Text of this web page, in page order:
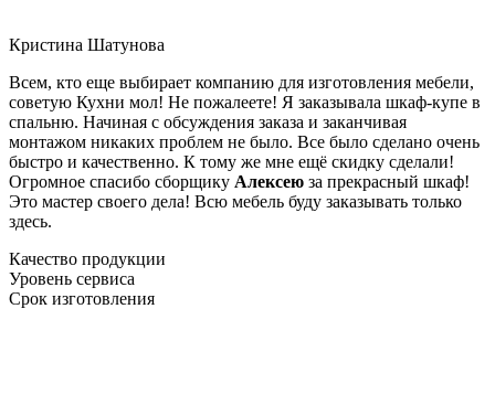
Кристина Шатунова
Всем, кто еще выбирает компанию для изготовления мебели,
советую Кухни мол! Не пожалеете! Я заказывала шкаф-купе в
спальню. Начиная с обсуждения заказа и заканчивая
монтажом никаких проблем не было. Все было сделано очень
быстро и качественно. К тому же мне ещё скидку сделали!
Огромное спасибо сборщику Алексею за прекрасный шкаф!
Это мастер своего дела! Всю мебель буду заказывать только
здесь.
Качество продукции
Уровень сервиса
Срок изготовления